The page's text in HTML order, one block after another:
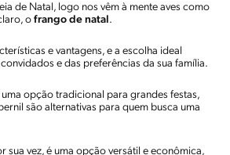
de Natal, logo nos vêm à mente aves como
o frango de natal .
e vantagens, e a escolha ideal
e das preferências da sua família.
opção tradicional para grandes festas,
são alternativas para quem busca uma
sua vez, é uma opção versátil e econômica,